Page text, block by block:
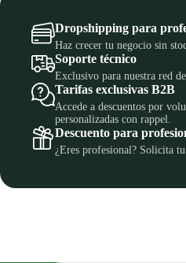
Dropshipping para
Haz crecer tu negocio sin
Soporte técnico
Exclusivo para nuestra red
Tarifas exclusivas B2B
Accede a descuentos por
personalizadas con rappel.
Descuento para
¿Eres profesional? Solicita